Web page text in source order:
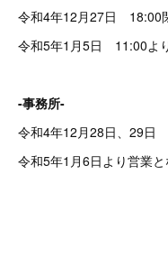
令和4年12月27日 18:00
令和5年1月5日 11:00よ
-事務所-
令和4年12月28日、29日
令和5年1月6日より営業と